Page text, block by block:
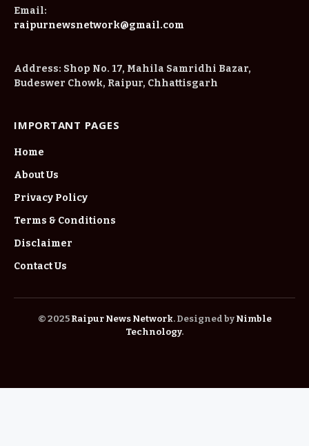
Email:
raipurnewsnetwork@gmail.com
Address: Shop No. 17, Mahila Samridhi Bazar,
Budeswer Chowk, Raipur, Chhattisgarh
IMPORTANT PAGES
Home
About Us
Privacy Policy
Terms & Conditions
Disclaimer
Contact Us
© 2025 Raipur News Network. Designed by Nimble
Technology.